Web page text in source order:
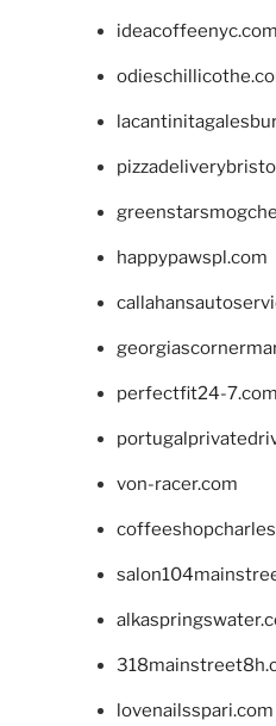
ideacoffeenyc.com
happypawspl.com
perfectfit24-7.com
von-racer.com
lovenailsspari.com